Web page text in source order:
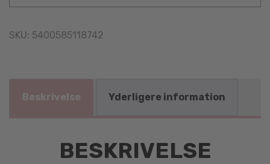
SKU: 5400585118742
Beskrivelse Yderligere information
BESKRIVELSE